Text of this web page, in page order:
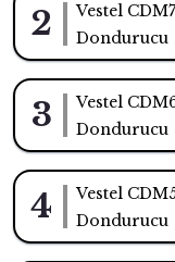
2
Vestel
Dondurucu
3
Vestel
Dondurucu
4
Vestel
Dondurucu